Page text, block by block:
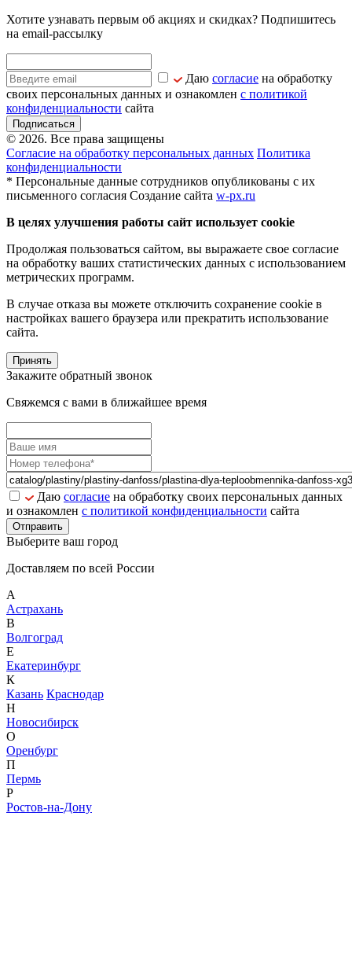
Хотите узнавать первым об акциях и скидках? Подпишитесь
на email-рассылку
Даю согласие на обработку
своих персональных данных и ознакомлен с политикой
конфиденциальности сайта
Подписаться
© 2026. Все права защищены
Согласие на обработку персональных данных Политика
конфиденциальности
* Персональные данные сотрудников опубликованы с их
письменного согласия Создание сайта w-px.ru
В целях улучшения работы сайт использует cookie
Продолжая пользоваться сайтом, вы выражаете свое согласие
на обработку ваших статистических данных с использованием
метрических программ.
В случае отказа вы можете отключить сохранение cookie в
настройках вашего браузера или прекратить использование
сайта.
Принять
Закажите обратный звонок
Свяжемся с вами в ближайшее время
Даю согласие на обработку своих персональных данных
и ознакомлен с политикой конфиденциальности сайта
Отправить
Выберите ваш город
Доставляем по всей России
А
Астрахань
В
Волгоград
Е
Екатеринбург
К
Казань Краснодар
Н
Новосибирск
О
Оренбург
П
Пермь
Р
Ростов-на-Дону